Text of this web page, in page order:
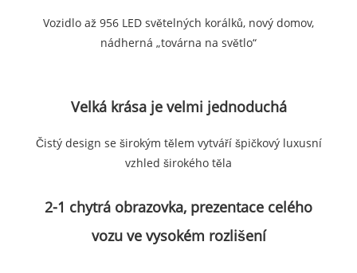
Vozidlo až 956 LED světelných korálků, nový domov,
nádherná „továrna na světlo“
Velká krása je velmi jednoduchá
Čistý design se širokým tělem vytváří špičkový luxusní
vzhled širokého těla
2-1 chytrá obrazovka, prezentace celého
vozu ve vysokém rozlišení